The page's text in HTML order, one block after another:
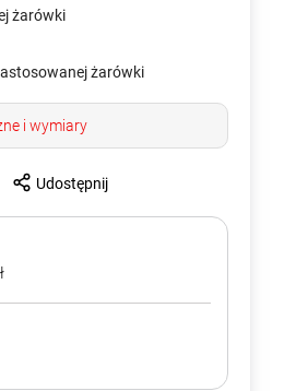
żarówki
żarówki
i wymiary
Udostępnij